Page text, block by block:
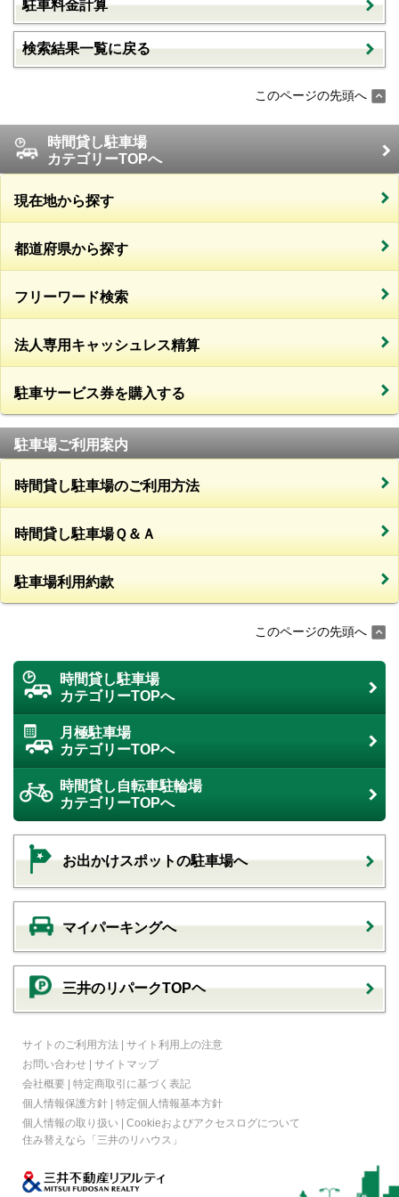
駐車料金計算
検索結果一覧に戻る
このページの先頭へ
時間貸し駐車場
カテゴリーTOPへ
現在地から探す
都道府県から探す
フリーワード検索
法人専用キャッシュレス精算
駐車サービス券を購入する
駐車場ご利用案内
時間貸し駐車場のご利用方法
時間貸し駐車場Ｑ＆Ａ
駐車場利用約款
このページの先頭へ
時間貸し駐車場
カテゴリーTOPへ
月極駐車場
カテゴリーTOPへ
時間貸し自転車駐輪場
カテゴリーTOPへ
お出かけスポットの駐車場へ
マイパーキングへ
三井のリパークTOPヘ
サイトのご利用方法 | サイト利用上の注意
お問い合わせ | サイトマップ
会社概要 | 特定商取引に基づく表記
個人情報保護方針 | 特定個人情報基本方針
個人情報の取り扱い | Cookieおよびアクセスログについて
住み替えなら
「三井のリハウス」